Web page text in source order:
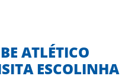
ATLÉTICO
ESCOLINHA